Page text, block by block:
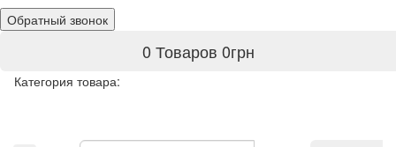
Обратный звонок
0 Товаров 0грн
Категория товара: